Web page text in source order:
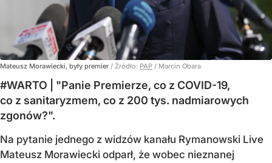
Mateusz Morawiecki, były premier / Źródło: PAP / Marcin Obara
#WARTO | "Panie Premierze, co z COVID-19,
co z sanitaryzmem, co z 200 tys. nadmiarowych
zgonów?".
Na pytanie jednego z widzów kanału Rymanowski Live
Mateusz Morawiecki odparł, że wobec nieznanej